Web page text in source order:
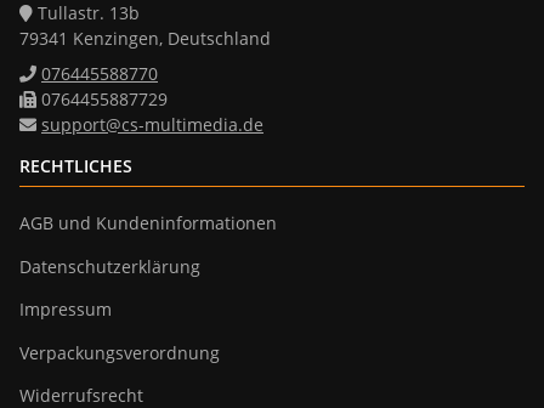
Tullastr. 13b
79341 Kenzingen, Deutschland
076445588770
0764455887729
support@cs-multimedia.de
RECHTLICHES
AGB und Kundeninformationen
Datenschutzerklärung
Impressum
Verpackungsverordnung
Widerrufsrecht